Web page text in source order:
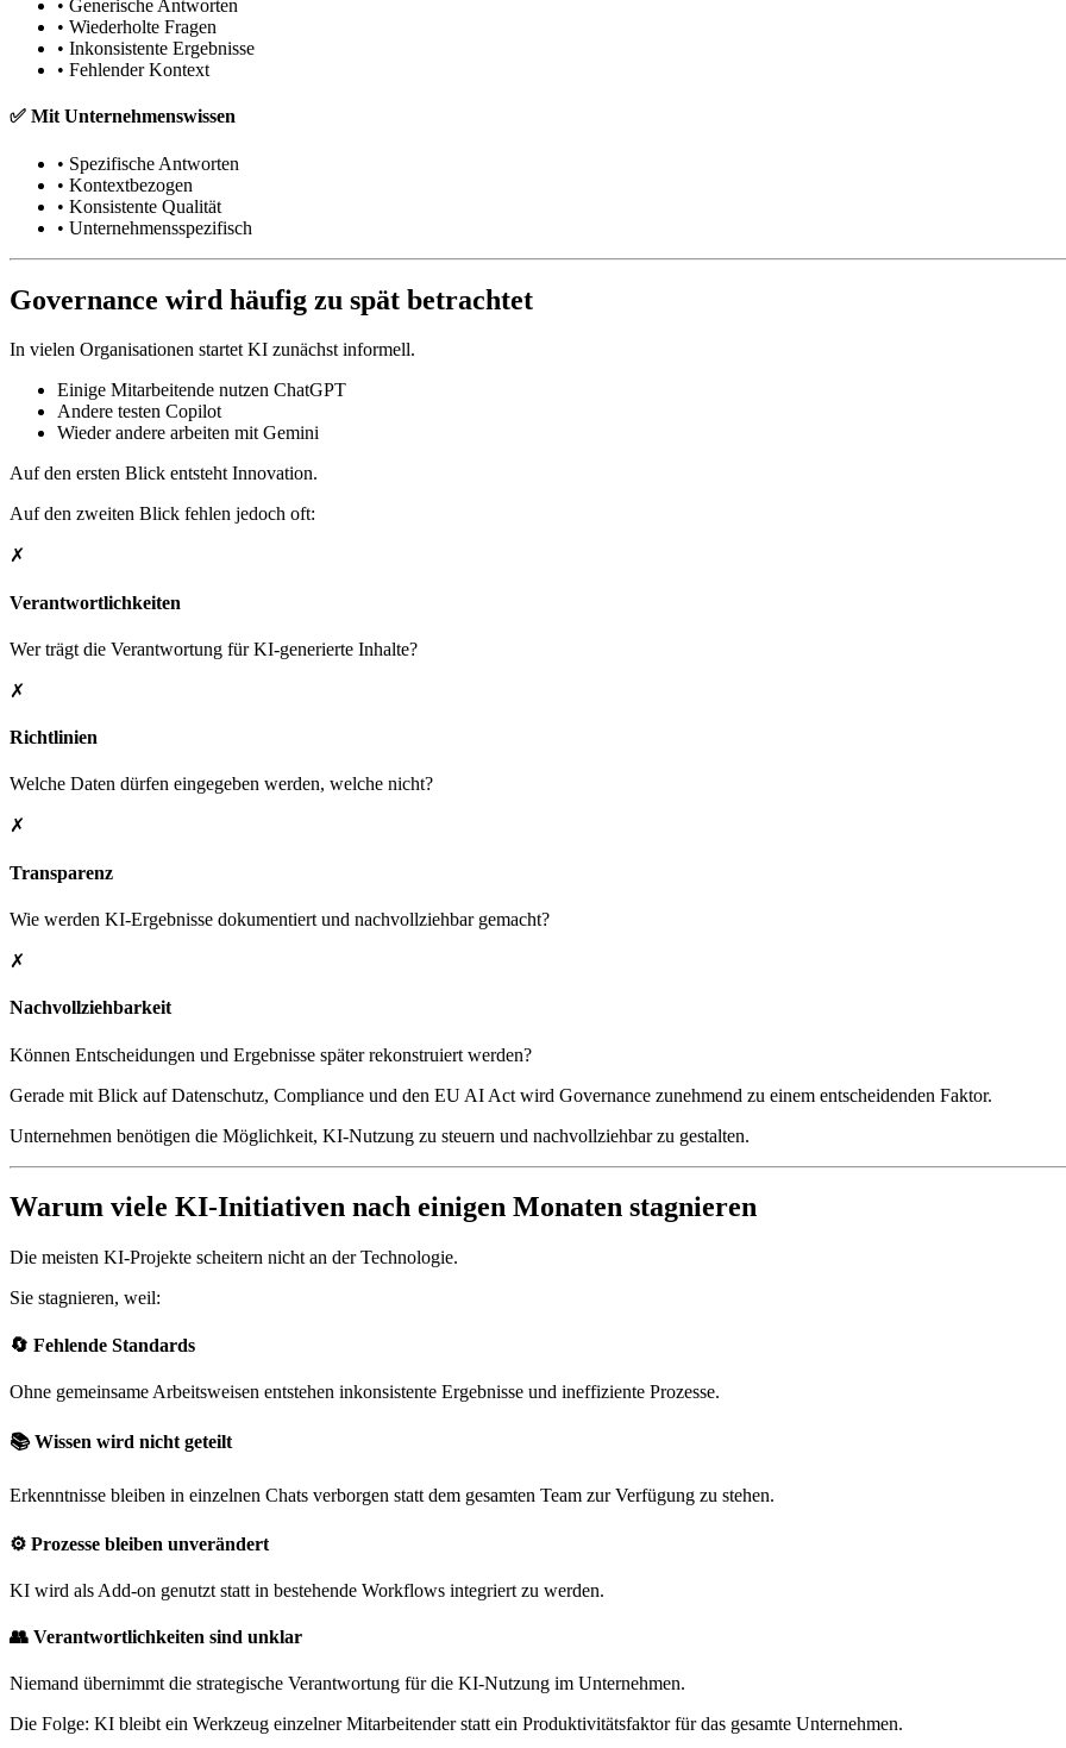
• Generische Antworten
• Wiederholte Fragen
• Inkonsistente Ergebnisse
• Fehlender Kontext
✅ Mit Unternehmenswissen
• Spezifische Antworten
• Kontextbezogen
• Konsistente Qualität
• Unternehmensspezifisch
Governance wird häufig zu spät betrachtet
In vielen Organisationen startet KI zunächst informell.
Einige Mitarbeitende nutzen ChatGPT
Andere testen Copilot
Wieder andere arbeiten mit Gemini
Auf den ersten Blick entsteht Innovation.
Auf den zweiten Blick fehlen jedoch oft:
✗
Verantwortlichkeiten
Wer trägt die Verantwortung für KI-generierte Inhalte?
✗
Richtlinien
Welche Daten dürfen eingegeben werden, welche nicht?
✗
Transparenz
Wie werden KI-Ergebnisse dokumentiert und nachvollziehbar gemacht?
✗
Nachvollziehbarkeit
Können Entscheidungen und Ergebnisse später rekonstruiert werden?
Gerade mit Blick auf Datenschutz, Compliance und den EU AI Act wird Governance zunehmend zu einem entscheidenden Faktor.
Unternehmen benötigen die Möglichkeit, KI-Nutzung zu steuern und nachvollziehbar zu gestalten.
Warum viele KI-Initiativen nach einigen Monaten stagnieren
Die meisten KI-Projekte scheitern nicht an der Technologie.
Sie stagnieren, weil:
🔄 Fehlende Standards
Ohne gemeinsame Arbeitsweisen entstehen inkonsistente Ergebnisse und ineffiziente Prozesse.
📚 Wissen wird nicht geteilt
Erkenntnisse bleiben in einzelnen Chats verborgen statt dem gesamten Team zur Verfügung zu stehen.
⚙️ Prozesse bleiben unverändert
KI wird als Add-on genutzt statt in bestehende Workflows integriert zu werden.
👥 Verantwortlichkeiten sind unklar
Niemand übernimmt die strategische Verantwortung für die KI-Nutzung im Unternehmen.
Die Folge: KI bleibt ein Werkzeug einzelner Mitarbeitender statt ein Produktivitätsfaktor für das gesamte Unternehmen.